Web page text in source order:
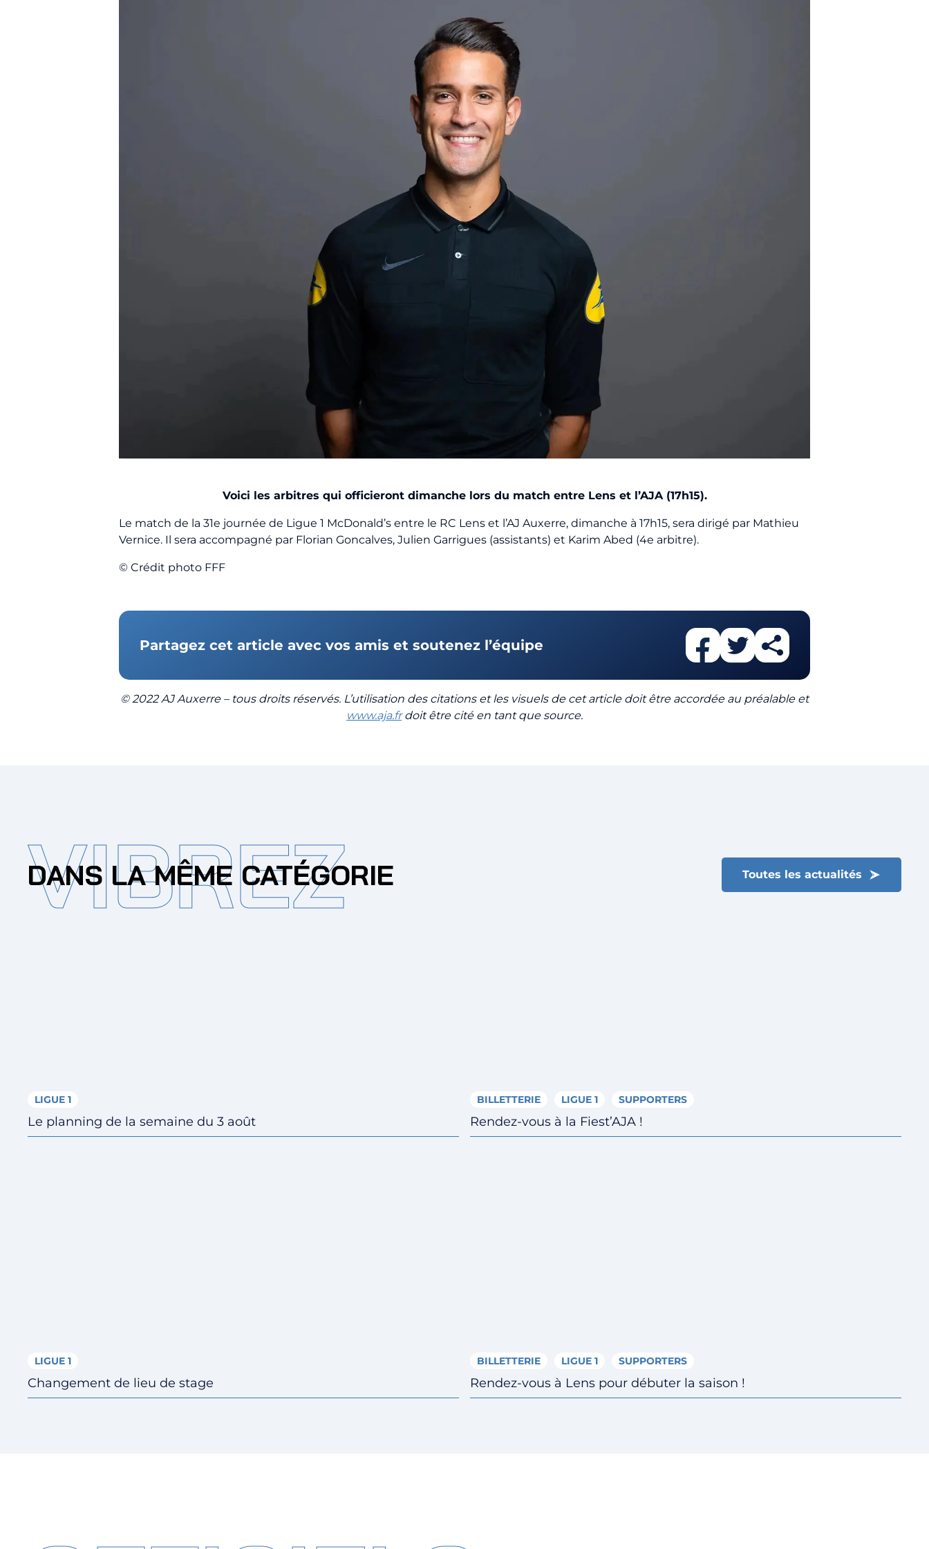
Voici les arbitres qui officieront dimanche lors du match entre Lens et l’AJA (17h15).
Le match de la 31e journée de Ligue 1 McDonald’s entre le RC Lens et l’AJ Auxerre, dimanche à 17h15, sera dirigé par Mathieu
Vernice. Il sera accompagné par Florian Goncalves, Julien Garrigues (assistants) et Karim Abed (4e arbitre).
© Crédit photo FFF
Partagez cet article avec vos amis et soutenez l’équipe
© 2022 AJ Auxerre – tous droits réservés. L’utilisation des citations et les visuels de cet article doit être accordée au préalable et
www.aja.frdoit être cité en tant que source.
VIBREZ
DANS LA MÊME CATÉGORIE Toutes les actualités
LIGUE 1
Le planning de la semaine du 3 août
BILLETTERIE LIGUE 1 SUPPORTERS
Rendez-vous à la Fiest’AJA !
LIGUE 1
Changement de lieu de stage
BILLETTERIE LIGUE 1 SUPPORTERS
Rendez-vous à Lens pour débuter la saison !